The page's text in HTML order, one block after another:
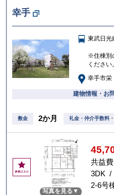
幸手
東武日光
※住棟別
ください。
幸手市栄
建物情報・お
敷金 2か月 礼金・仲介手数料
お
気
写真を見る
共益
3DK /
2-6号